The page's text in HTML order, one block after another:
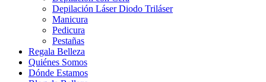
Depilación Láser Diodo Triláser
Manicura
Pedicura
Pestañas
Regala Belleza
Quiénes Somos
Dónde Estamos